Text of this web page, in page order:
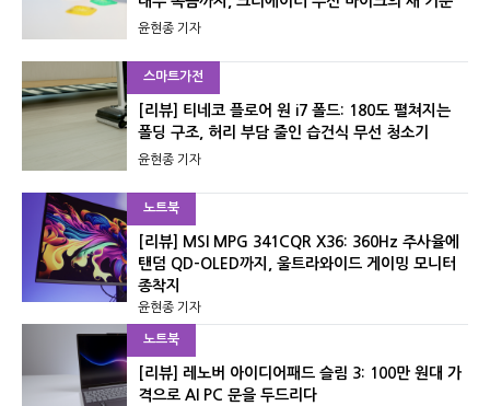
윤현종 기자
스마트가전
[리뷰] 티네코 플로어 원 i7 폴드: 180도 펼쳐지는
폴딩 구조, 허리 부담 줄인 습건식 무선 청소기
윤현종 기자
노트북
[리뷰] MSI MPG 341CQR X36: 360Hz 주사율에
탠덤 QD-OLED까지, 울트라와이드 게이밍 모니터
종착지
윤현종 기자
노트북
[리뷰] 레노버 아이디어패드 슬림 3: 100만 원대 가
격으로 AI PC 문을 두드리다